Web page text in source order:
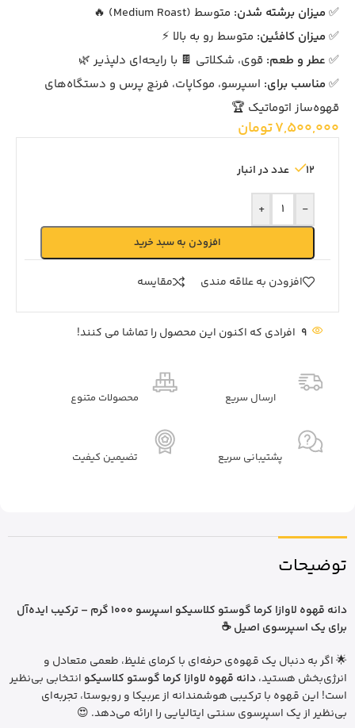
✅ میزان برشته شدن: متوسط (Medium Roast) 🔥
✅ میزان کافئین: متوسط رو به بالا ⚡
✅ عطر و طعم: قوی، شکلاتی 🍫 با رایحه‌ای دلپذیر 🌿
✅ مناسب برای: اسپرسو، موکاپات، فرنچ پرس و دستگاه‌های
قهوه‌ساز اتوماتیک 🏆
7,500,000تومان
12 عدد در انبار
-
+
افزودن به سبد خرید
افزودن به علاقه مندی مقايسه
9 افرادی که اکنون این محصول را تماشا می کنند!
ارسال سریع محصولات متنوع
پشتیبانی سریع تضیمین کیفیت
توضیحات
دانه قهوه لاوازا کرما گوستو کلاسیکو اسپرسو 1000 گرم – ترکیب ایده‌آل
برای یک اسپرسوی اصیل ☕
🌟 اگر به دنبال یک قهوه‌ی حرفه‌ای با کرمای غلیظ، طعمی متعادل و
انرژی‌بخش هستید،دانه قهوه لاوازا کرما گوستو کلاسیکو انتخابی بی‌نظیر
است! این قهوه با ترکیبی هوشمندانه از عربیکا و روبوستا، تجربه‌ای
بی‌نظیر از یک اسپرسوی سنتی ایتالیایی را ارائه می‌دهد. 😍